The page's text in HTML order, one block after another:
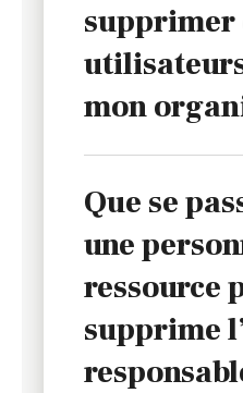
supprimer
mon
Que se
une
ressource
supprime